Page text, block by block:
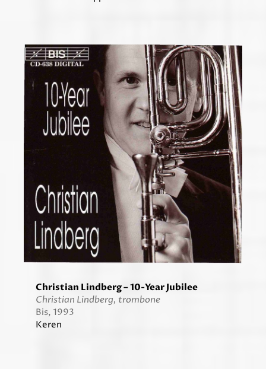
Christian Lindberg – 10-Year Jubilee
Christian Lindberg, trombone
Bis, 1993
Keren